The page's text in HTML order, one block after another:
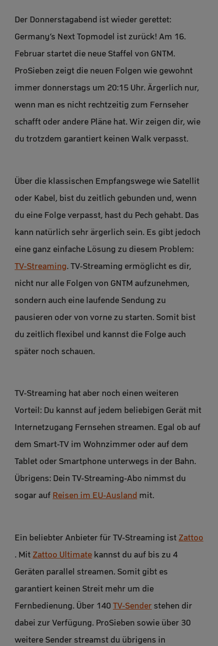
Der Donnerstagabend ist wieder gerettet:
Germany’s Next Topmodel ist zurück! Am 16.
Februar startet die neue Staffel von GNTM.
ProSieben zeigt die neuen Folgen wie gewohnt
immer donnerstags um 20:15 Uhr. Ärgerlich nur,
wenn man es nicht rechtzeitig zum Fernseher
schafft oder andere Pläne hat. Wir zeigen dir, wie
du trotzdem garantiert keinen Walk verpasst.
Über die klassischen Empfangswege wie Satellit
oder Kabel, bist du zeitlich gebunden und, wenn
du eine Folge verpasst, hast du Pech gehabt. Das
kann natürlich sehr ärgerlich sein. Es gibt jedoch
eine ganz einfache Lösung zu diesem Problem:
TV-Streaming. TV-Streaming ermöglicht es dir,
nicht nur alle Folgen von GNTM aufzunehmen,
sondern auch eine laufende Sendung zu
pausieren oder von vorne zu starten. Somit bist
du zeitlich flexibel und kannst die Folge auch
später noch schauen.
TV-Streaming hat aber noch einen weiteren
Vorteil: Du kannst auf jedem beliebigen Gerät mit
Internetzugang Fernsehen streamen. Egal ob auf
dem Smart-TV im Wohnzimmer oder auf dem
Tablet oder Smartphone unterwegs in der Bahn.
Übrigens: Dein TV-Streaming-Abo nimmst du
sogar auf Reisen im EU-Ausland mit.
Ein beliebter Anbieter für TV-Streaming ist Zattoo
. Mit Zattoo Ultimate kannst du auf bis zu 4
Geräten parallel streamen. Somit gibt es
garantiert keinen Streit mehr um die
Fernbedienung. Über 140 TV-Sender stehen dir
dabei zur Verfügung. ProSieben sowie über 30
weitere Sender streamst du übrigens in